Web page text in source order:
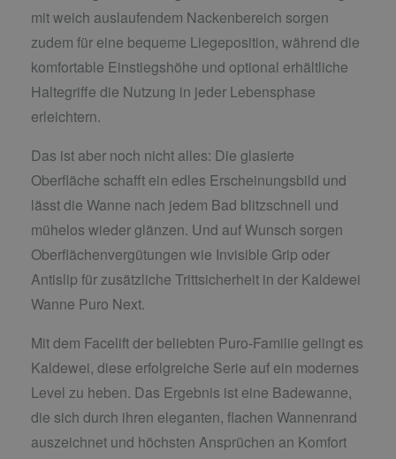
mit weich auslaufendem Nackenbereich sorgen
zudem für eine bequeme Liegeposition, während die
komfortable Einstiegshöhe und optional erhältliche
Haltegriffe die Nutzung in jeder Lebensphase
erleichtern.
Das ist aber noch nicht alles: Die glasierte
Oberfläche schafft ein edles Erscheinungsbild und
lässt die Wanne nach jedem Bad blitzschnell und
mühelos wieder glänzen. Und auf Wunsch sorgen
Oberflächenvergütungen wie Invisible Grip oder
Antislip für zusätzliche Trittsicherheit in der Kaldewei
Wanne Puro Next.
Mit dem Facelift der beliebten Puro-Familie gelingt es
Kaldewei, diese erfolgreiche Serie auf ein modernes
Level zu heben. Das Ergebnis ist eine Badewanne,
die sich durch ihren eleganten, flachen Wannenrand
auszeichnet und höchsten Ansprüchen an Komfort